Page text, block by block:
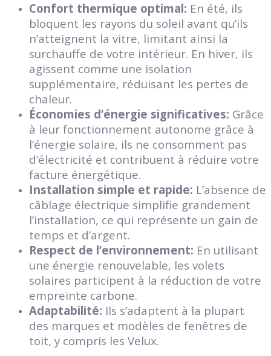
Confort thermique optimal: En été, ils
bloquent les rayons du soleil avant qu’ils
n’atteignent la vitre, limitant ainsi la
surchauffe de votre intérieur. En hiver, ils
agissent comme une isolation
supplémentaire, réduisant les pertes de
chaleur.
Économies d’énergie significatives: Grâce
à leur fonctionnement autonome grâce à
l’énergie solaire, ils ne consomment pas
d’électricité et contribuent à réduire votre
facture énergétique.
Installation simple et rapide: L’absence de
câblage électrique simplifie grandement
l’installation, ce qui représente un gain de
temps et d’argent.
Respect de l’environnement: En utilisant
une énergie renouvelable, les volets
solaires participent à la réduction de votre
empreinte carbone.
Adaptabilité: Ils s’adaptent à la plupart
des marques et modèles de fenêtres de
toit, y compris les Velux.